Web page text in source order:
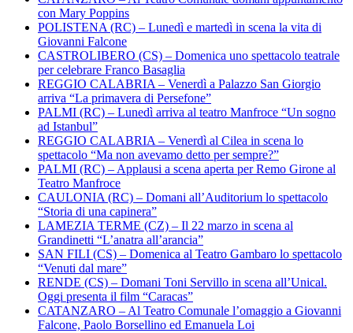
con Mary Poppins
POLISTENA (RC) – Lunedì e martedì in scena la vita di
Giovanni Falcone
CASTROLIBERO (CS) – Domenica uno spettacolo teatrale
per celebrare Franco Basaglia
REGGIO CALABRIA – Venerdì a Palazzo San Giorgio
arriva “La primavera di Persefone”
PALMI (RC) – Lunedì arriva al teatro Manfroce “Un sogno
ad Istanbul”
REGGIO CALABRIA – Venerdì al Cilea in scena lo
spettacolo “Ma non avevamo detto per sempre?”
PALMI (RC) – Applausi a scena aperta per Remo Girone al
Teatro Manfroce
CAULONIA (RC) – Domani all’Auditorium lo spettacolo
“Storia di una capinera”
LAMEZIA TERME (CZ) – Il 22 marzo in scena al
Grandinetti “L’anatra all’arancia”
SAN FILI (CS) – Domenica al Teatro Gambaro lo spettacolo
“Venuti dal mare”
RENDE (CS) – Domani Toni Servillo in scena all’Unical.
Oggi presenta il film “Caracas”
CATANZARO – Al Teatro Comunale l’omaggio a Giovanni
Falcone, Paolo Borsellino ed Emanuela Loi